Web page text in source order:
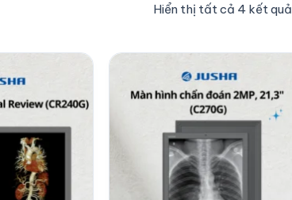
Hiển thị tất cả 4 kết quả